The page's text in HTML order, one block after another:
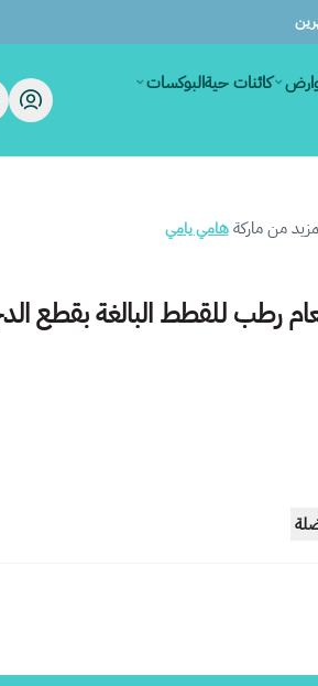
كائنات حيةالبوكسات
من ماركةهامي يامي
رطب للقطط البالغة بقطع